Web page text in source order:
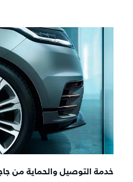
خدمة التوصيل والحماية من